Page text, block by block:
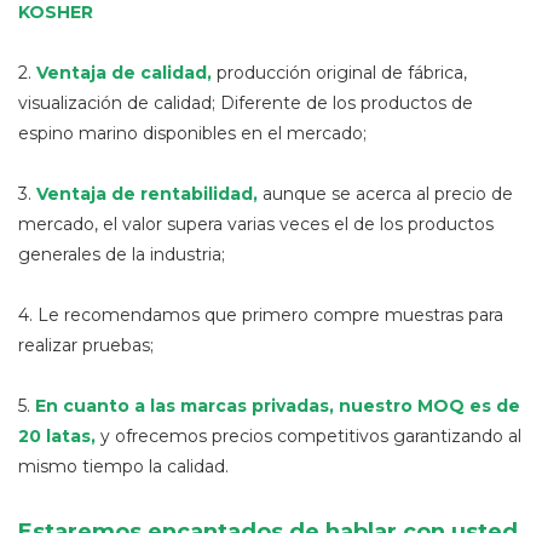
KOSHER
2. Ventaja de calidad, producción original de fábrica,
visualización de calidad; Diferente de los productos de
espino marino disponibles en el mercado;
3. Ventaja de rentabilidad, aunque se acerca al precio de
mercado, el valor supera varias veces el de los productos
generales de la industria;
4. Le recomendamos que primero compre muestras para
realizar pruebas;
5. En cuanto a las marcas privadas, nuestro MOQ es de
20 latas, y ofrecemos precios competitivos garantizando al
mismo tiempo la calidad.